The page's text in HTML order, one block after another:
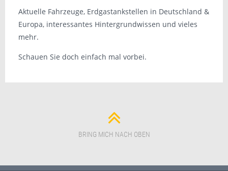
Aktuelle Fahrzeuge, Erdgastankstellen in Deutschland &
Europa, interessantes Hintergrundwissen und vieles
mehr.
Schauen Sie doch einfach mal vorbei.
BRING MICH NACH OBEN